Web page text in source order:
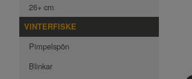
26+ cm
VINTERFISKE
Pimpelspön
Blinkar